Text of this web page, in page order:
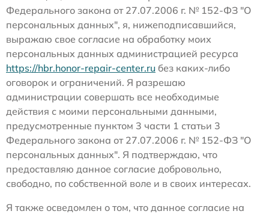
Федерального закона от 27.07.2006 г. № 152-ФЗ "О
персональных данных", я, нижеподписавшийся,
выражаю свое согласие на обработку моих
персональных данных администрацией ресурса
https://hbr.honor-repair-center.ru без каких-либо
оговорок и ограничений. Я разрешаю
администрации совершать все необходимые
действия с моими персональными данными,
предусмотренные пунктом 3 части 1 статьи 3
Федерального закона от 27.07.2006 г. № 152-ФЗ "О
персональных данных". Я подтверждаю, что
предоставляю данное согласие добровольно,
свободно, по собственной воле и в своих интересах.
Я также осведомлен о том, что данное согласие на